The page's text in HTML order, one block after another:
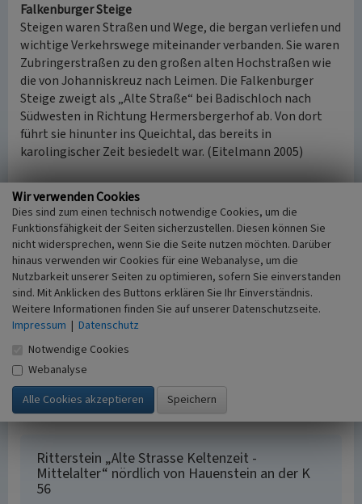
Falkenburger Steige
Steigen waren Straßen und Wege, die bergan verliefen und
wichtige Verkehrswege miteinander verbanden. Sie waren
Zubringerstraßen zu den großen alten Hochstraßen wie
die von Johanniskreuz nach Leimen. Die Falkenburger
Steige zweigt als „Alte Straße“ bei Badischloch nach
Südwesten in Richtung Hermersbergerhof ab. Von dort
führt sie hinunter ins Queichtal, das bereits in
karolingischer Zeit besiedelt war. (Eitelmann 2005)
(Simone Brug, Struktur- und Genehmigungsdirektion Süd,
2021)
Literatur
Eitelmann, Walter; Kimmel, Ernst
(2005)
Rittersteine im Pfälzerwald. Eine steinerne
Geschichtsschreibung. S. 422. S.170, Neustadt an der
Weinstraße (5. leicht überarbeitete Auflage mit
Wandervorschlägen).
Ritterstein „Alte Strasse Keltenzeit -
Mittelalter“ nördlich von Hauenstein an der K
56
Wir verwenden Cookies
Dies sind zum einen technisch notwendige Cookies, um die
Funktionsfähigkeit der Seiten sicherzustellen. Diesen können Sie
nicht widersprechen, wenn Sie die Seite nutzen möchten. Darüber
hinaus verwenden wir Cookies für eine Webanalyse, um die
Nutzbarkeit unserer Seiten zu optimieren, sofern Sie einverstanden
sind. Mit Anklicken des Buttons erklären Sie Ihr Einverständnis.
Weitere Informationen finden Sie auf unserer Datenschutzseite.
Impressum | Datenschutz
Notwendige Cookies
Webanalyse